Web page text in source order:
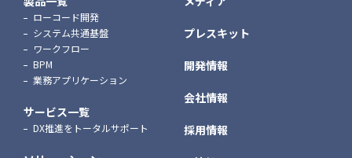
ローコード開発
システム共通基盤
ワークフロー
BPM
業務アプリケーション
サービス一覧
DX推進をトータルサポート
プレスキット
開発情報
会社情報
採用情報